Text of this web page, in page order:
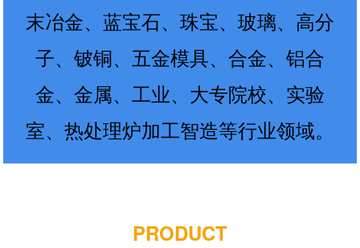
末冶金、蓝宝石、珠宝、玻璃、高分
子、铍铜、五金模具、合金、铝合
金、金属、工业、大专院校、实验
室、热处理炉加工智造等行业领域。
PRODUCT